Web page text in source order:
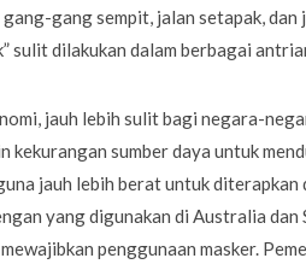
gang sempit, jalan setapak,
sulit dilakukan dalam berbagai
jauh lebih sulit bagi negara-
kekurangan sumber daya untuk
jauh lebih berat untuk diterapkan
yang digunakan di Australia
penggunaan masker.